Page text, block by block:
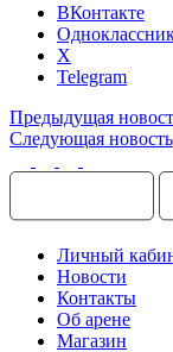
ВКонтакте
X
Telegram
Предыдущая
Следующая новость
Личный
Новости
Контакты
Об арене
Магазин